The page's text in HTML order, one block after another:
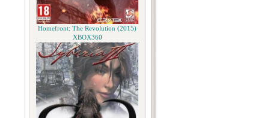
Homefront: The Revolution (2015)
XBOX360